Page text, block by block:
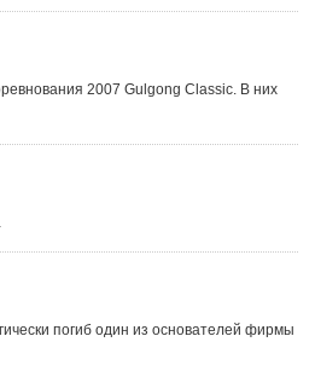
2007 Gulgong Classic. В них
погиб один из основателей фирмы